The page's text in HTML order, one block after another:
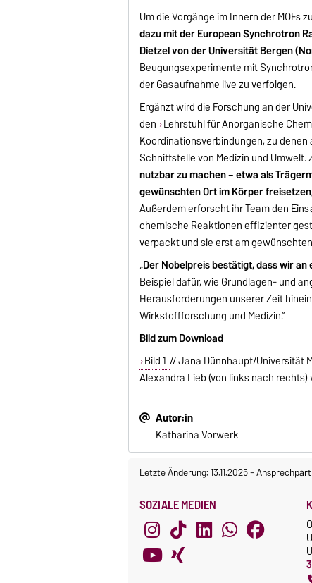
Um die Vorgänge im Innern der MOFs
dazu mit der European Synchrotron
Dietzel von der Universität Bergen
Beugungsexperimente mit
der Gasaufnahme live zu verfolgen.
Ergänzt wird die Forschung an der
den Lehrstuhl für Anorganische
Koordinationsverbindungen, zu
Schnittstelle von Medizin und Umwelt.
nutzbar zu machen – etwa als
gewünschten Ort im Körper
Außerdem erforscht ihr Team den
chemische Reaktionen effizienter
verpackt und sie erst am
„Der Nobelpreis bestätigt, dass wir
Beispiel dafür, wie Grundlagen- und
Herausforderungen unserer Zeit
Wirkstoffforschung und Medizin.“
Bild zum Download
Bild 1 // Jana Dünnhaupt/Universität
Alexandra Lieb (von links nach
Autor:in
Katharina Vorwerk
Letzte Änderung: 13.11.2025-
SOZIALE MEDIEN